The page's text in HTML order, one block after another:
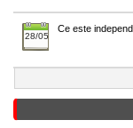
28/05
Ce este